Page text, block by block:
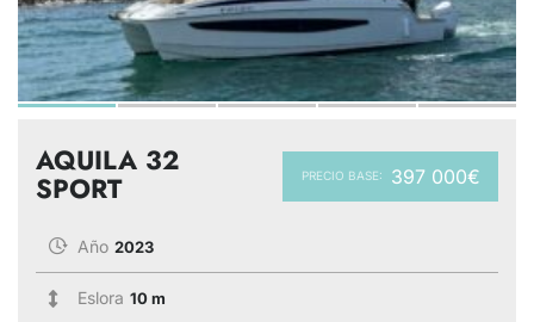
PRECIO BASE: 397 000€
AQUILA 32
SPORT
Año 2023
Eslora 10 m